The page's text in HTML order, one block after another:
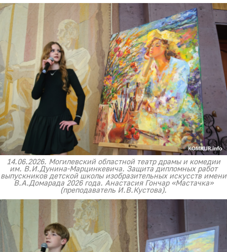
14.06.2026. Могилевский областной театр драмы и комедии
им. В.И.Дунина-Марцинкевича. Защита дипломных работ
выпускников детской школы изобразительных искусств имени
В.А.Домарада 2026 года. Анастасия Гончар «Мастачка»
(преподаватель И.В.Кустова).